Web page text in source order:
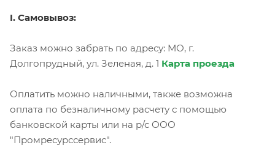
I. Самовывоз:
Заказ можно забрать по адресу: МО, г.
Долгопрудный, ул. Зеленая, д. 1 Карта проезда
Оплатить можно наличными, также возможна
оплата по безналичному расчету с помощью
банковской карты или на р/с ООО
"Промресурссервис".